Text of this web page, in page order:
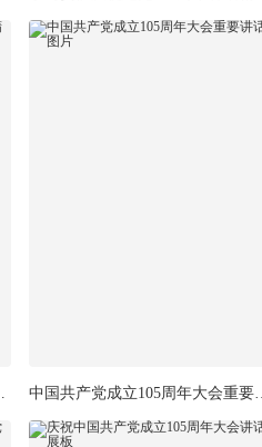
话精神 中国共产党